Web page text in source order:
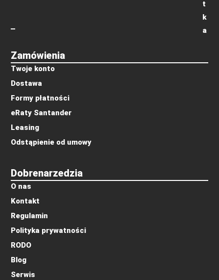
Dobrenarzedzia
O nas
Kontakt
Regulamin
Polityka prywatności
RODO
Blog
Serwis
Zamówienia
Twoje konto
Dostawa
Formy płatności
eRaty Santander
Leasing
Odstąpienie od umowy
t
k
a